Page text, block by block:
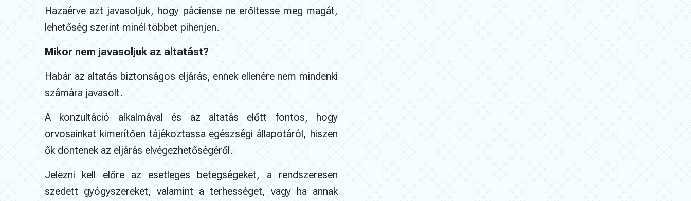
Hazaérve azt javasoljuk, hogy páciense ne erőltesse meg magát,
lehetőség szerint minél többet pihenjen.
Mikor nem javasoljuk az altatást?
Habár az altatás biztonságos eljárás, ennek ellenére nem mindenki
számára javasolt.
A konzultáció alkalmával és az altatás előtt fontos, hogy
orvosainkat kimerítően tájékoztassa egészségi állapotáról, hiszen
ők döntenek az eljárás elvégezhetőségéről.
Jelezni kell előre az esetleges betegségeket, a rendszeresen
szedett gyógyszereket, valamint a terhességet, vagy ha annak